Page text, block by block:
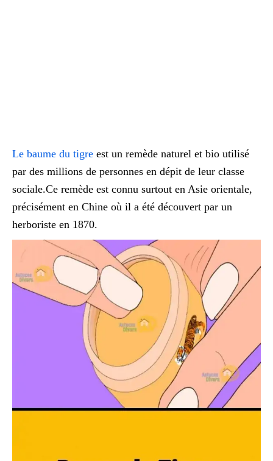
Le baume du tigre est un remède naturel et bio utilisé
par des millions de personnes en dépit de leur classe
sociale.Ce remède est connu surtout en Asie orientale,
précisément en Chine où il a été découvert par un
herboriste en 1870.